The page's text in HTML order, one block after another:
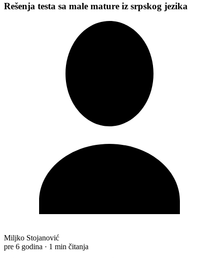
Rešenja testa sa male mature iz srpskog jezika
Miljko Stojanović
pre 6 godina · 1 min čitanja